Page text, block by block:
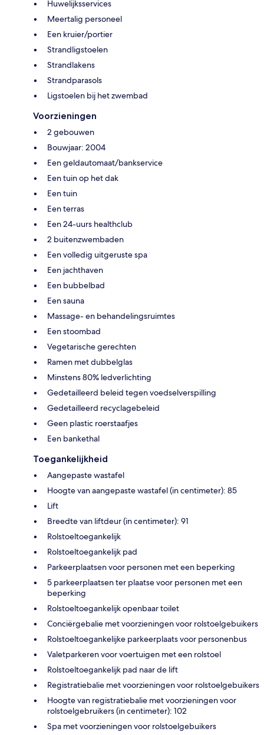
Huwelijksservices
Meertalig personeel
Een kruier/portier
Strandligstoelen
Strandlakens
Strandparasols
Ligstoelen bij het zwembad
Voorzieningen
2 gebouwen
Bouwjaar: 2004
Een geldautomaat/bankservice
Een tuin op het dak
Een tuin
Een terras
Een 24-uurs healthclub
2 buitenzwembaden
Een volledig uitgeruste spa
Een jachthaven
Een bubbelbad
Een sauna
Massage- en behandelingsruimtes
Een stoombad
Vegetarische gerechten
Ramen met dubbelglas
Minstens 80% ledverlichting
Gedetailleerd beleid tegen voedselverspilling
Gedetailleerd recyclagebeleid
Geen plastic roerstaafjes
Een bankethal
Toegankelijkheid
Aangepaste wastafel
Hoogte van aangepaste wastafel (in centimeter): 85
Lift
Breedte van liftdeur (in centimeter): 91
Rolstoeltoegankelijk
Rolstoeltoegankelijk pad
Parkeerplaatsen voor personen met een beperking
5 parkeerplaatsen ter plaatse voor personen met een
beperking
Rolstoeltoegankelijk openbaar toilet
Conciërgebalie met voorzieningen voor rolstoelgebuikers
Rolstoeltoegankelijke parkeerplaats voor personenbus
Valetparkeren voor voertuigen met een rolstoel
Rolstoeltoegankelijk pad naar de lift
Registratiebalie met voorzieningen voor rolstoelgebuikers
Hoogte van registratiebalie met voorzieningen voor
rolstoelgebruikers (in centimeter): 102
Spa met voorzieningen voor rolstoelgebuikers